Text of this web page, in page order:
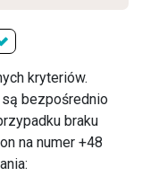
kryteriów.
bezpośrednio
braku
na numer +48